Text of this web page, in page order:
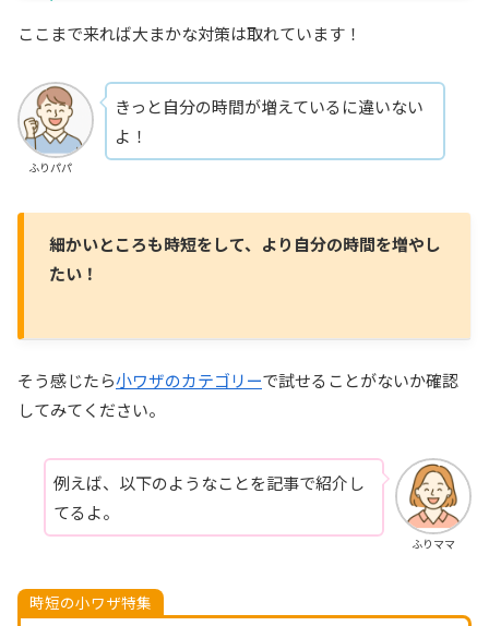
ここまで来れば大まかな対策は取れています！
ふりパパ
きっと自分の時間が増えているに違いない
よ！
細かいところも時短をして、より自分の時間を増やし
たい！
そう感じたら小ワザのカテゴリーで試せることがないか確認
してみてください。
ふりママ
例えば、以下のようなことを記事で紹介し
てるよ。
時短の小ワザ特集